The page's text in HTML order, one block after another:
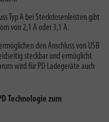
Typ A bei Steckdosenleisten gibt
von 2,1 A oder 3,1 A.
den Anschluss von USB
steckbar und ermöglicht
wird für PD Ladegeräte auch
Technologie zum